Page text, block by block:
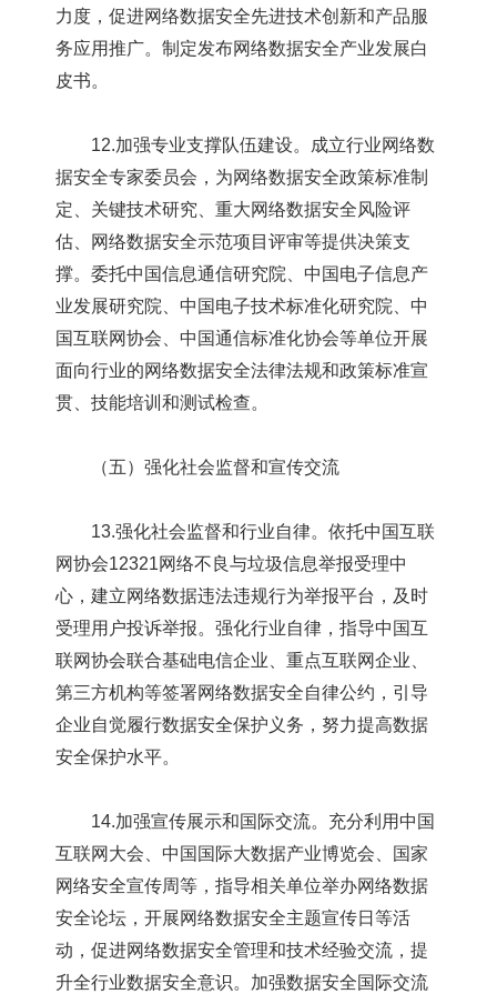
力度，促进网络数据安全先进技术创新和产品服
务应用推广。制定发布网络数据安全产业发展白
皮书。
12.加强专业支撑队伍建设。成立行业网络数
据安全专家委员会，为网络数据安全政策标准制
定、关键技术研究、重大网络数据安全风险评
估、网络数据安全示范项目评审等提供决策支
撑。委托中国信息通信研究院、中国电子信息产
业发展研究院、中国电子技术标准化研究院、中
国互联网协会、中国通信标准化协会等单位开展
面向行业的网络数据安全法律法规和政策标准宣
贯、技能培训和测试检查。
（五）强化社会监督和宣传交流
13.强化社会监督和行业自律。依托中国互联
网协会12321网络不良与垃圾信息举报受理中
心，建立网络数据违法违规行为举报平台，及时
受理用户投诉举报。强化行业自律，指导中国互
联网协会联合基础电信企业、重点互联网企业、
第三方机构等签署网络数据安全自律公约，引导
企业自觉履行数据安全保护义务，努力提高数据
安全保护水平。
14.加强宣传展示和国际交流。充分利用中国
互联网大会、中国国际大数据产业博览会、国家
网络安全宣传周等，指导相关单位举办网络数据
安全论坛，开展网络数据安全主题宣传日等活
动，促进网络数据安全管理和技术经验交流，提
升全行业数据安全意识。加强数据安全国际交流